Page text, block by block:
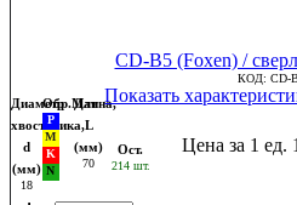
CD-B5 (Foxen) /
КОД: CD-
Диаметр
хвостовика,
d
(мм)
18
Обр.МатДлина,
L
(мм)
70
Показать
Ост.
214 шт.
Цена за 1 ед.